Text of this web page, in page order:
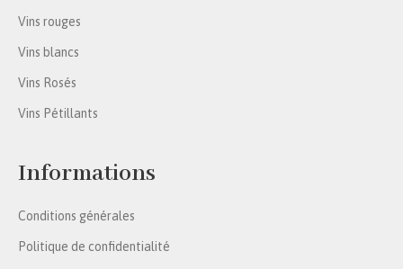
Vins rouges
Vins blancs
Vins Rosés
Vins Pétillants
Informations
Conditions générales
Politique de confidentialité